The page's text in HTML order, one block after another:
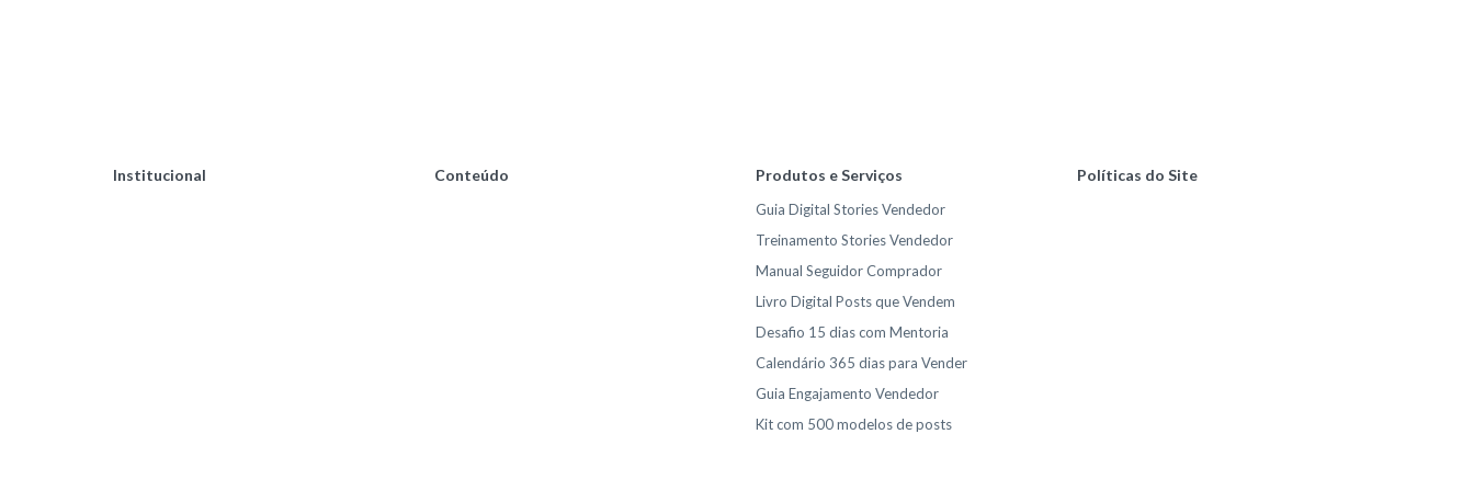
Institucional Conteúdo Produtos e Serviços
Guia Digital Stories Vendedor
Treinamento Stories Vendedor
Manual Seguidor Comprador
Livro Digital Posts que Vendem
Desafio 15 dias com Mentoria
Calendário 365 dias para Vender
Guia Engajamento Vendedor
Kit com 500 modelos de posts
Políticas do Site